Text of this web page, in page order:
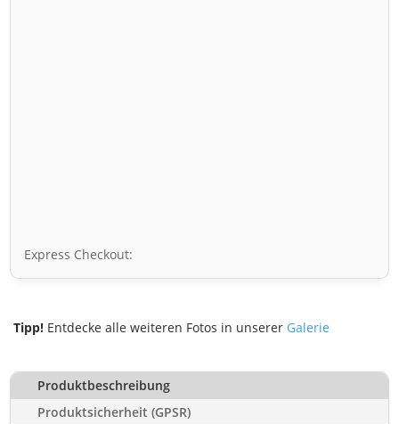
Express Checkout:
Tipp! Entdecke alle weiteren Fotos in unserer Galerie
Produktbeschreibung
Produktsicherheit (GPSR)